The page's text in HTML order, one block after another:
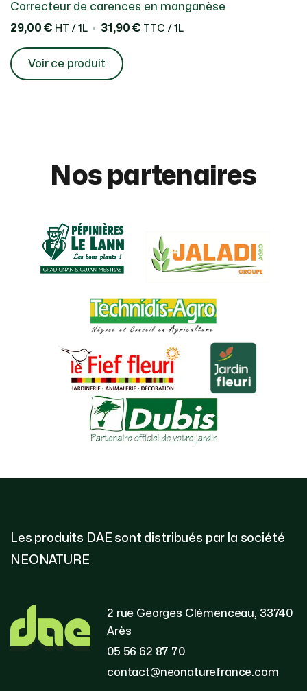
Correcteur de carences en manganèse
29,00 € HT / 1L 31,90 € TTC / 1L
Voir ce produit
Nos partenaires
Les produits DAE sont distribués par la société
NEONATURE
2 rue Georges Clémenceau, 33740
Arès
05 56 62 87 70
contact@neonaturefrance.com